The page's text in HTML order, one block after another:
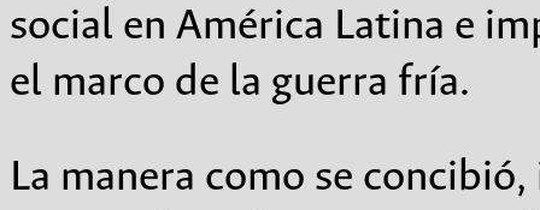
social en América Latina e
el marco de la guerra fría.
La manera como se